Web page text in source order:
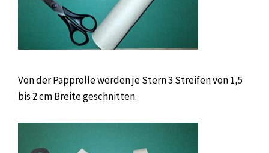
Von der Papprolle werden je Stern 3 Streifen von 1,5
bis 2 cm Breite geschnitten.